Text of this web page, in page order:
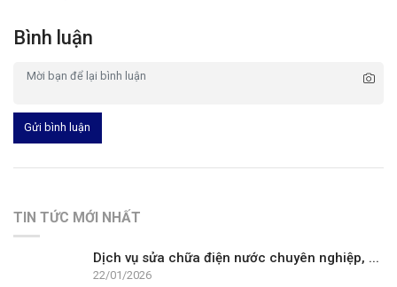
Bình luận
Gửi bình luận
TIN TỨC MỚI NHẤT
Dịch vụ sửa chữa điện nước chuyên nghiệp, ...
22/01/2026